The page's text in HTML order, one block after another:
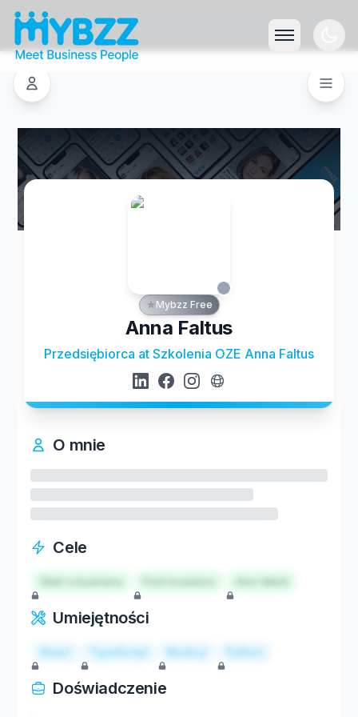
Mybzz Free
Anna Faltus
Przedsiębiorca at Szkolenia OZE Anna Faltus
O mnie
Cele
Start a business Hire talent
Umiejętności
React TypeScript Node.js Python
Doświadczenie